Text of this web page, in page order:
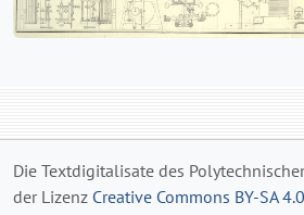
Die Textdigitalisate des
der Lizenz Creative Commons BY-SA 4.0